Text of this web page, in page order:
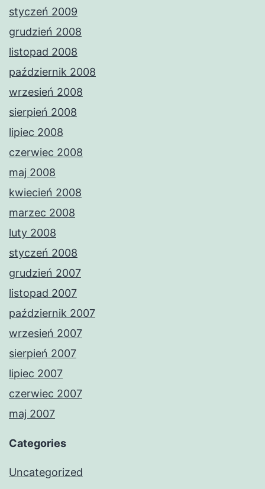
styczeń 2009
grudzień 2008
listopad 2008
październik 2008
wrzesień 2008
sierpień 2008
lipiec 2008
czerwiec 2008
maj 2008
kwiecień 2008
marzec 2008
luty 2008
styczeń 2008
grudzień 2007
listopad 2007
październik 2007
wrzesień 2007
sierpień 2007
lipiec 2007
czerwiec 2007
maj 2007
Categories
Uncategorized